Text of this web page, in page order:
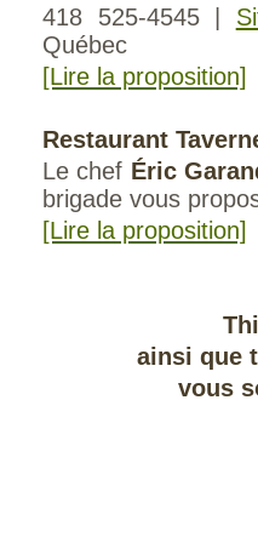
418 525-4545 |
Québec
[Lire la proposition]
Restaurant
Le chef Éric
brigade vous
[Lire la proposition]
ainsi que
vous